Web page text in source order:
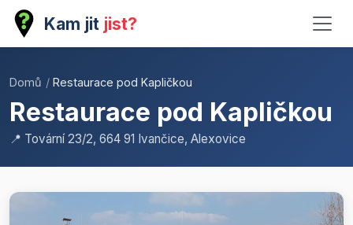
Kam jit jist?
Domů / Restaurace pod Kapličkou
Restaurace pod Kapličkou
📍 Tovární 23/2, 664 91 Ivančice, Alexovice